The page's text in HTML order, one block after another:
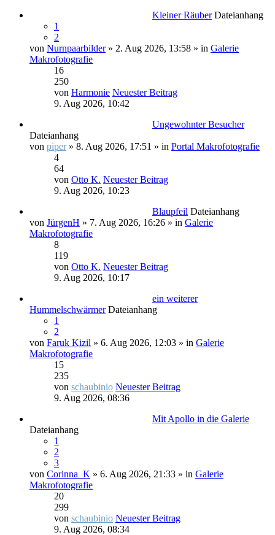
Kleiner Räuber Dateianhang
1
2
von Nurnpaarbilder» 2. Aug 2026, 13:58 » in Galerie
Makrofotografie
16
250
von Harmonie Neuester Beitrag
9. Aug 2026, 10:42
Ungewohnter Besucher
Dateianhang
von piper» 8. Aug 2026, 17:51 » in Portal Makrofotografie
4
64
von Otto K. Neuester Beitrag
9. Aug 2026, 10:23
Blaupfeil Dateianhang
von JürgenH » 7. Aug 2026, 16:26 » in Galerie
Makrofotografie
8
119
von Otto K. Neuester Beitrag
9. Aug 2026, 10:17
ein weiterer
Hummelschwärmer Dateianhang
1
2
von Faruk Kizil » 6. Aug 2026, 12:03 » in Galerie
Makrofotografie
15
235
von schaubinio Neuester Beitrag
9. Aug 2026, 08:36
Mit Apollo in die Galerie
Dateianhang
1
2
3
von Corinna_K » 6. Aug 2026, 21:33 » in Galerie
Makrofotografie
20
299
von schaubinio Neuester Beitrag
9. Aug 2026, 08:34